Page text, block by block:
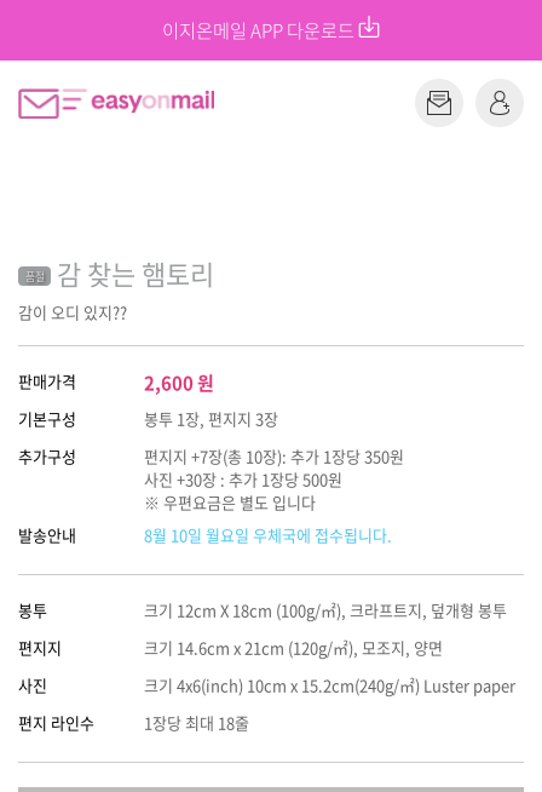
품절 감 찾는 햄토리
감이 오디 있지??
판매가격 2,600원
기본구성
봉투 1장, 편지지 3장
추가구성
편지지 +7장(총 10장): 추가 1장당 350원
사진 +30장 : 추가 1장당 500원
※ 우편요금은 별도 입니다
발송안내
8월 10일 월요일 우체국에 접수됩니다.
봉투
크기 12cm X 18cm (100g/㎡), 크라프트지, 덮개형 봉투
편지지
크기 14.6cm x 21cm (120g/㎡), 모조지, 양면
사진
크기 4x6(inch) 10cm x 15.2cm(240g/㎡) Luster paper
편지 라인수
1장당 최대 18줄
이지온메일 APP 다운로드